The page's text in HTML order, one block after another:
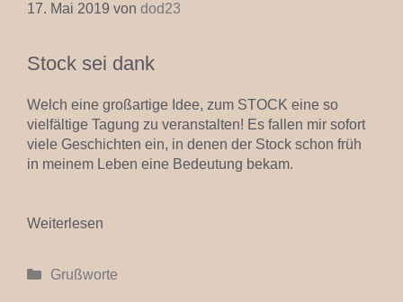
17. Mai 2019 von dod23
Stock sei dank
Welch eine großartige Idee, zum STOCK eine so
vielfältige Tagung zu veranstalten! Es fallen mir sofort
viele Geschichten ein, in denen der Stock schon früh
in meinem Leben eine Bedeutung bekam.
Weiterlesen
Kategorien
Grußworte